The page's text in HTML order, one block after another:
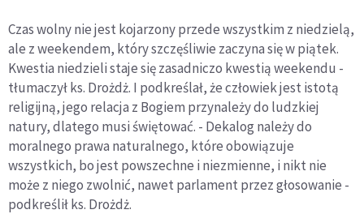
Czas wolny nie jest kojarzony przede wszystkim z niedzielą,
ale z weekendem, który szczęśliwie zaczyna się w piątek.
Kwestia niedzieli staje się zasadniczo kwestią weekendu -
tłumaczył ks. Drożdż. I podkreślał, że człowiek jest istotą
religijną, jego relacja z Bogiem przynależy do ludzkiej
natury, dlatego musi świętować. - Dekalog należy do
moralnego prawa naturalnego, które obowiązuje
wszystkich, bo jest powszechne i niezmienne, i nikt nie
może z niego zwolnić, nawet parlament przez głosowanie -
podkreślił ks. Drożdż.